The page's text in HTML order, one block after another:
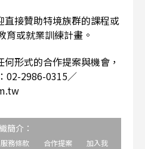
直接贊助特境族群的課程或
育或就業訓練計畫。
何形式的合作提案與機會，
02-2986-0315／
簡介：
服務條款 合作提案
加入我